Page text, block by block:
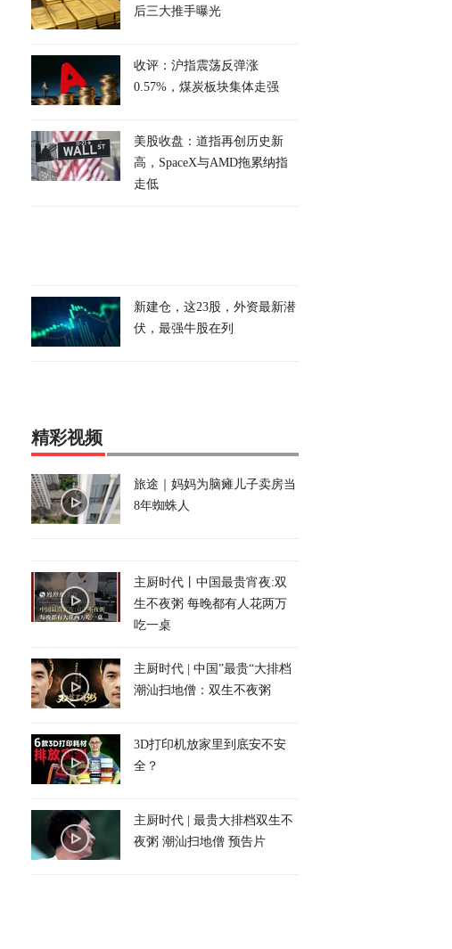
后三大推手曝光
收评：沪指震荡反弹涨
0.57%，煤炭板块集体走强
美股收盘：道指再创历史新
高，SpaceX与AMD拖累纳指
走低
新建仓，这23股，外资最新潜
伏，最强牛股在列
精彩视频
旅途｜妈妈为脑瘫儿子卖房当
8年蜘蛛人
主厨时代丨中国最贵宵夜:双
生不夜粥 每晚都有人花两万
吃一桌
主厨时代 | 中国”最贵“大排档
潮汕扫地僧：双生不夜粥
3D打印机放家里到底安不安
全？
主厨时代 | 最贵大排档双生不
夜粥 潮汕扫地僧 预告片